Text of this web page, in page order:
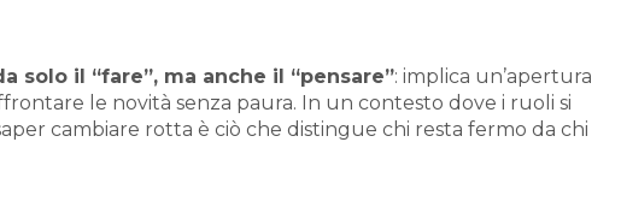
solo il “fare”, ma anche il “pensare”: implica un’apertura
le novità senza paura. In un contesto dove i ruoli si
cambiare rotta è ciò che distingue chi resta fermo da chi